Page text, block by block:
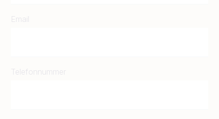
Email
Telefonnummer